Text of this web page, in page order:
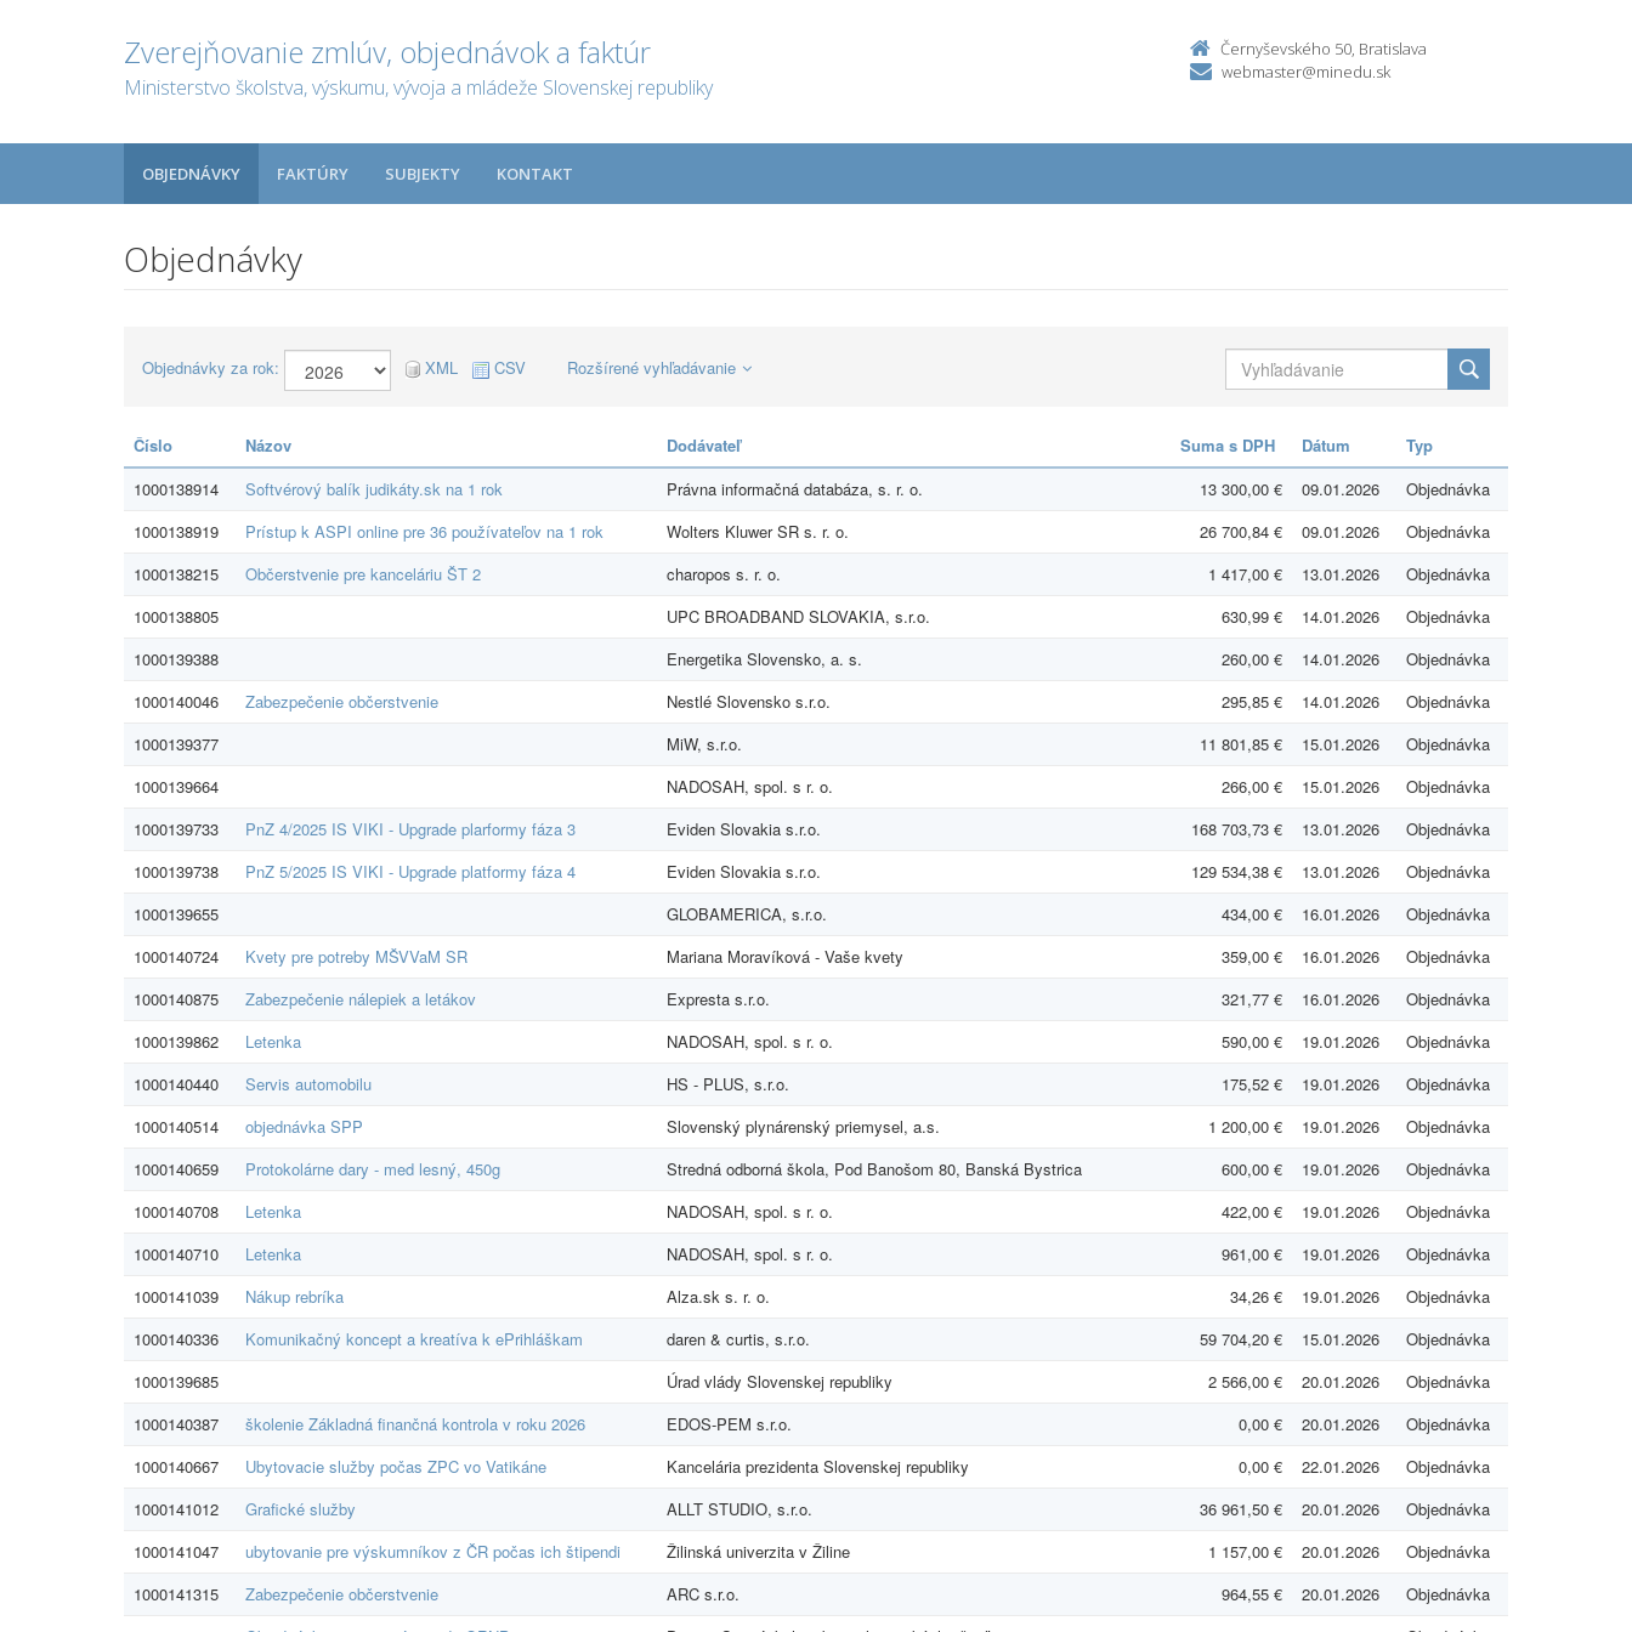
Zverejňovanie zmlúv, objednávok a faktúr
Ministerstvo školstva, výskumu, vývoja a mládeže Slovenskej republiky
Černyševského 50, Bratislava
webmaster@minedu.sk
OBJEDNÁVKY FAKTÚRY SUBJEKTY KONTAKT
Objednávky
Objednávky za rok: XML CSV Rozšírené vyhľadávanie
Číslo Názov Dodávateľ Suma s DPH Dátum
Typ
1000138914
Softvérový balík judikáty.sk na 1 rok Právna informačná databáza, s. r. o. 13 300,00 € 09.01.2026
Objednávka
1000138919
Prístup k ASPI online pre 36 používateľov na 1 rok Wolters Kluwer SR s. r. o. 26 700,84 € 09.01.2026
Objednávka
1000138215
Občerstvenie pre kanceláriu ŠT 2 charopos s. r. o. 1 417,00 € 13.01.2026
Objednávka
1000138805
UPC BROADBAND SLOVAKIA, s.r.o. 630,99 € 14.01.2026
Objednávka
1000139388
Energetika Slovensko, a. s. 260,00 € 14.01.2026
Objednávka
1000140046
Zabezpečenie občerstvenie Nestlé Slovensko s.r.o. 295,85 € 14.01.2026
Objednávka
1000139377
MiW, s.r.o. 11 801,85 € 15.01.2026
Objednávka
1000139664
NADOSAH, spol. s r. o. 266,00 € 15.01.2026
Objednávka
1000139733
PnZ 4/2025 IS VIKI - Upgrade plarformy fáza 3 Eviden Slovakia s.r.o. 168 703,73 € 13.01.2026
Objednávka
1000139738
PnZ 5/2025 IS VIKI - Upgrade platformy fáza 4 Eviden Slovakia s.r.o. 129 534,38 € 13.01.2026
Objednávka
1000139655
GLOBAMERICA, s.r.o. 434,00 € 16.01.2026
Objednávka
1000140724
Kvety pre potreby MŠVVaM SR Mariana Moravíková - Vaše kvety 359,00 € 16.01.2026
Objednávka
1000140875
Zabezpečenie nálepiek a letákov Expresta s.r.o. 321,77 € 16.01.2026
Objednávka
1000139862
Letenka NADOSAH, spol. s r. o. 590,00 € 19.01.2026
Objednávka
1000140440
Servis automobilu HS - PLUS, s.r.o. 175,52 € 19.01.2026
Objednávka
1000140514
objednávka SPP Slovenský plynárenský priemysel, a.s. 1 200,00 € 19.01.2026
Objednávka
1000140659
Protokolárne dary - med lesný, 450g Stredná odborná škola, Pod Banošom 80, Banská Bystrica 600,00 € 19.01.2026
Objednávka
1000140708
Letenka NADOSAH, spol. s r. o. 422,00 € 19.01.2026
Objednávka
1000140710
Letenka NADOSAH, spol. s r. o. 961,00 € 19.01.2026
Objednávka
1000141039
Nákup rebríka Alza.sk s. r. o. 34,26 € 19.01.2026
Objednávka
1000140336
Komunikačný koncept a kreatíva k ePrihláškam daren & curtis, s.r.o. 59 704,20 € 15.01.2026
Objednávka
1000139685
Úrad vlády Slovenskej republiky 2 566,00 € 20.01.2026
Objednávka
1000140387
školenie Základná finančná kontrola v roku 2026 EDOS-PEM s.r.o. 0,00 € 20.01.2026
Objednávka
1000140667
Ubytovacie služby počas ZPC vo Vatikáne Kancelária prezidenta Slovenskej republiky 0,00 € 22.01.2026
Objednávka
1000141012
Grafické služby ALLT STUDIO, s.r.o. 36 961,50 € 20.01.2026
Objednávka
1000141047
ubytovanie pre výskumníkov z ČR počas ich štipendi Žilinská univerzita v Žiline 1 157,00 € 20.01.2026
Objednávka
1000141315
Zabezpečenie občerstvenie ARC s.r.o. 964,55 € 20.01.2026
Objednávka